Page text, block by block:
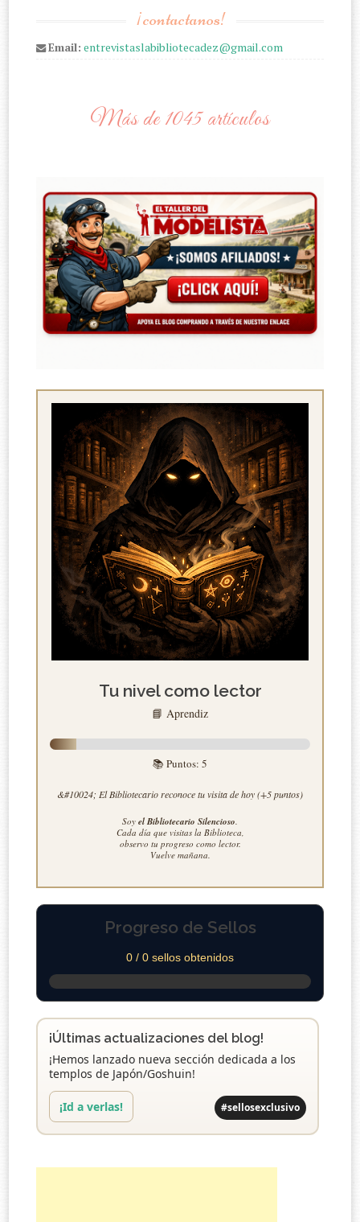
¡contactanos!
Email: entrevistaslabibliotecadez@gmail.com
Más de 1045 artículos
Tu nivel como lector
📘 Aprendiz
📚 Puntos: 5
&#10024; El Bibliotecario reconoce tu visita de hoy (+5 puntos)
Soy el Bibliotecario Silencioso.
Cada día que visitas la Biblioteca,
observo tu progreso como lector.
Vuelve mañana.
Progreso de Sellos
0 / 0 sellos obtenidos
¡Últimas actualizaciones del blog!
¡Hemos lanzado nueva sección dedicada a los
templos de Japón/Goshuin!
¡Id a verlas! #sellosexclusivo